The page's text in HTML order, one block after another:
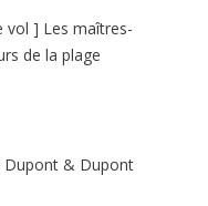
vol ] Les maîtres-
de la plage
Dupont & Dupont